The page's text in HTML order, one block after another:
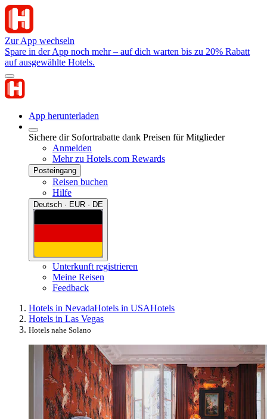
Zur App wechseln
Spare in der App noch mehr – auf dich warten bis zu 20% Rabatt
auf ausgewählte Hotels.
App herunterladen
Sichere dir Sofortrabatte dank Preisen für Mitglieder
Anmelden
Mehr zu Hotels.com Rewards
Posteingang
Reisen buchen
Hilfe
Deutsch · EUR · DE
Unterkunft registrieren
Meine Reisen
Feedback
Hotels in NevadaHotels in USAHotels
Hotels in Las Vegas
Hotels nahe Solano